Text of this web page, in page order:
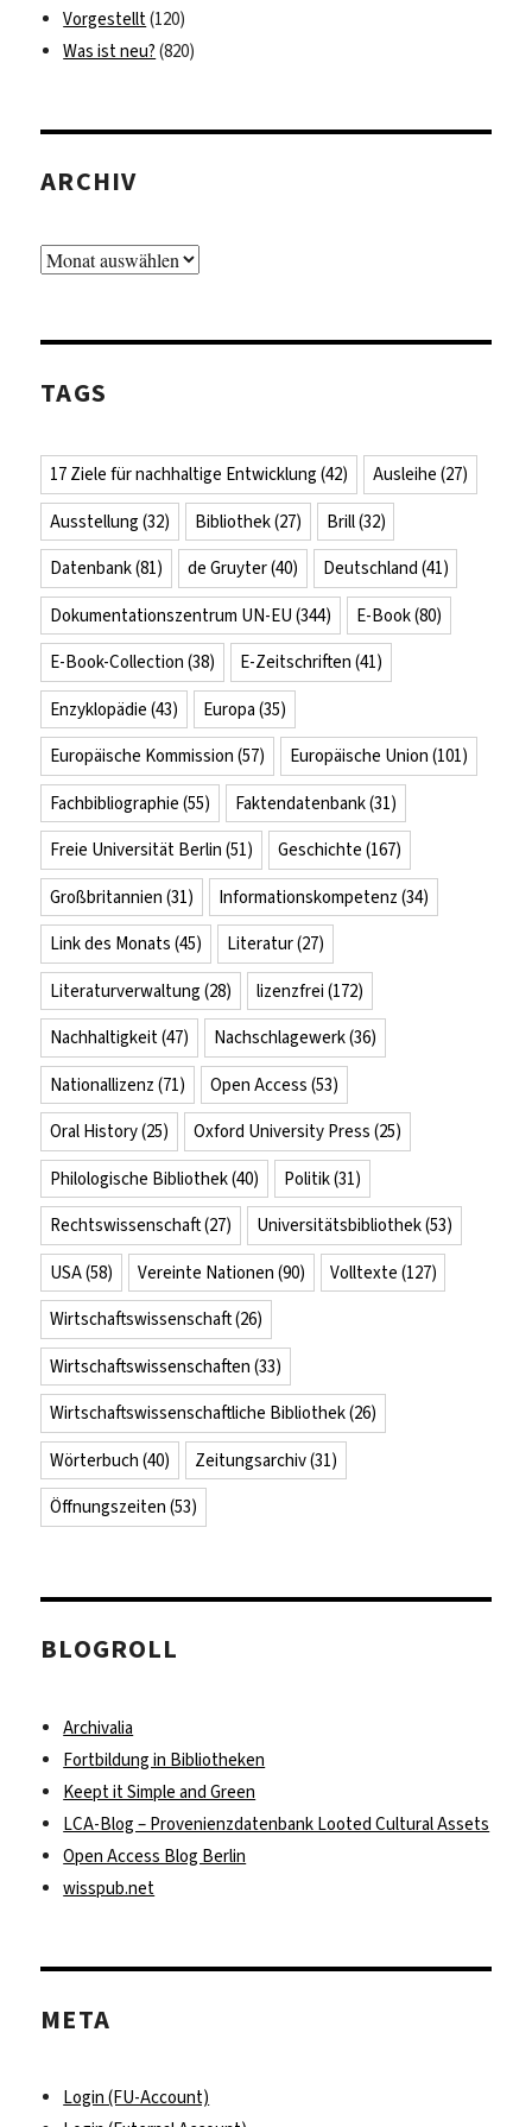
Vorgestellt(120)
Was ist neu? (820)
ARCHIV
Archiv
TAGS
17 Ziele für nachhaltige Entwicklung (42) Ausleihe (27)
Ausstellung (32) Bibliothek(27) Brill(32)
Datenbank(81) de Gruyter(40) Deutschland (41)
Dokumentationszentrum UN-EU (344) E-Book(80)
E-Book-Collection (38) E-Zeitschriften (41)
Enzyklopädie (43) Europa (35)
Europäische Kommission (57) Europäische Union (101)
Fachbibliographie (55) Faktendatenbank(31)
Freie Universität Berlin (51) Geschichte (167)
Großbritannien (31) Informationskompetenz (34)
Link des Monats (45) Literatur(27)
Literaturverwaltung (28) lizenzfrei (172)
Nachhaltigkeit(47) Nachschlagewerk(36)
Nationallizenz (71) Open Access (53)
Oral History(25) Oxford University Press (25)
Philologische Bibliothek(40) Politik(31)
Rechtswissenschaft(27) Universitätsbibliothek(53)
USA(58) Vereinte Nationen (90) Volltexte (127)
Wirtschaftswissenschaft(26)
Wirtschaftswissenschaften (33)
Wirtschaftswissenschaftliche Bibliothek(26)
Wörterbuch (40) Zeitungsarchiv(31)
Öffnungszeiten (53)
BLOGROLL
Archivalia
Fortbildung in Bibliotheken
Keept it Simple and Green
LCA-Blog – Provenienzdatenbank Looted Cultural Assets
Open Access Blog Berlin
wisspub.net
META
Login (FU-Account)